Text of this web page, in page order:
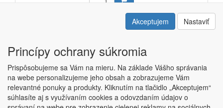
18,98 EUR
Copyright © ABRA ESHOP 2015 |Kontakt| Obchodné podmienky
|Nastavenie súkromia
Akceptujem Nastaviť
Princípy ochrany súkromia
Prispôsobujeme sa Vám na mieru. Na základe Vášho správania
na webe personalizujeme jeho obsah a zobrazujeme Vám
relevantné ponuky a produkty. Kliknutím na tlačidlo „Akceptujem“
súhlasíte aj s využívaním cookies a odovzdaním údajov o